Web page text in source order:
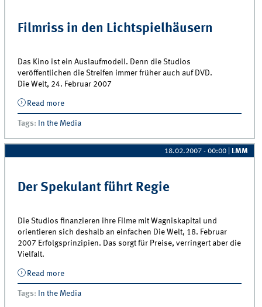
Filmriss in den Lichtspielhäusern
Das Kino ist ein Auslaufmodell. Denn die Studios
veröffentlichen die Streifen immer früher auch auf DVD.
Die Welt, 24. Februar 2007
Read moreabout Filmriss in den Lichtspielhäusern
Tags: In the Media
18.02.2007 - 00:00 LMM
Der Spekulant führt Regie
Die Studios finanzieren ihre Filme mit Wagniskapital und
orientieren sich deshalb an einfachen Die Welt, 18. Februar
2007 Erfolgsprinzipien. Das sorgt für Preise, verringert aber die
Vielfalt.
Read moreabout Der Spekulant führt Regie
Tags: In the Media